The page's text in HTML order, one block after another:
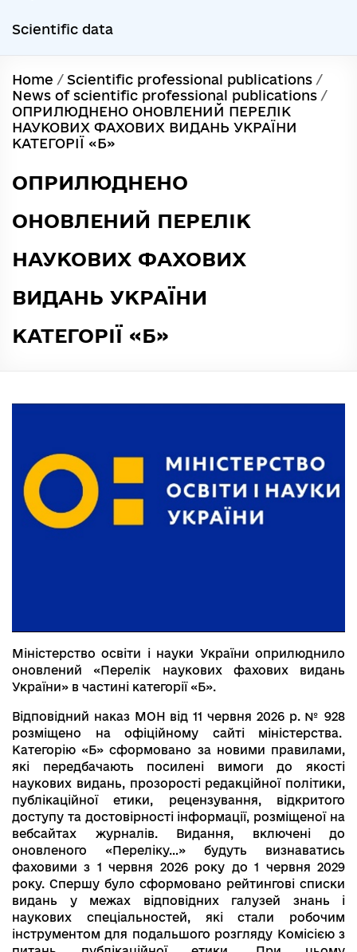
Scientific data
Home / Scientific professional publications /
News of scientific professional publications /
ОПРИЛЮДНЕНО ОНОВЛЕНИЙ ПЕРЕЛІК
НАУКОВИХ ФАХОВИХ ВИДАНЬ УКРАЇНИ
КАТЕГОРІЇ «Б»
ОПРИЛЮДНЕНО
ОНОВЛЕНИЙ ПЕРЕЛІК
НАУКОВИХ ФАХОВИХ
ВИДАНЬ УКРАЇНИ
КАТЕГОРІЇ «Б»
Міністерство освіти і науки України оприлюднило
оновлений «Перелік наукових фахових видань
України» в частині категорії «Б».
Відповідний наказ МОН від 11 червня 2026 р. № 928
розміщено на офіційному сайті міністерства.
Категорію «Б» сформовано за новими правилами,
які передбачають посилені вимоги до якості
наукових видань, прозорості редакційної політики,
публікаційної етики, рецензування, відкритого
доступу та достовірності інформації, розміщеної на
вебсайтах журналів. Видання, включені до
оновленого «Переліку…» будуть визнаватись
фаховими з 1 червня 2026 року до 1 червня 2029
року. Спершу було сформовано рейтингові списки
видань у межах відповідних галузей знань і
наукових спеціальностей, які стали робочим
інструментом для подальшого розгляду Комісією з